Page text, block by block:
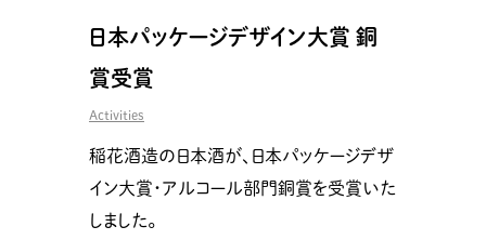
日本パッケージデザイン大賞 銅
賞受賞
Activities
稲花酒造の日本酒が、日本パッケージデザ
イン大賞・アルコール部門銅賞を受賞いた
しました。